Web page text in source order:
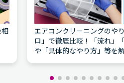
エアコンクリーニングのや
ロ」で徹底比較！「流れ」
や「具体的なやり方」等を